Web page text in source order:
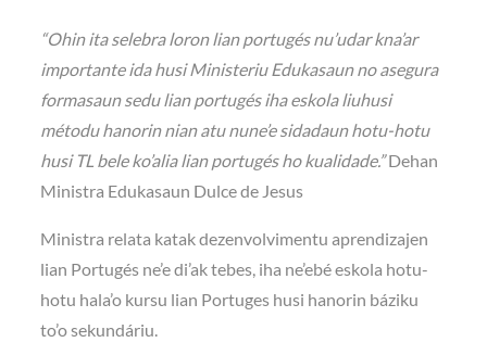
“Ohin ita selebra loron lian portugés nu’udar kna’ar
importante ida husi Ministeriu Edukasaun no asegura
formasaun sedu lian portugés iha eskola liuhusi
métodu hanorin nian atu nune’e sidadaun hotu-hotu
husi TL bele ko’alia lian portugés ho kualidade.”Dehan
Ministra Edukasaun Dulce de Jesus
Ministra relata katak dezenvolvimentu aprendizajen
lian Portugés ne’e di’ak tebes, iha ne’ebé eskola hotu-
hotu hala’o kursu lian Portuges husi hanorin báziku
to’o sekundáriu.